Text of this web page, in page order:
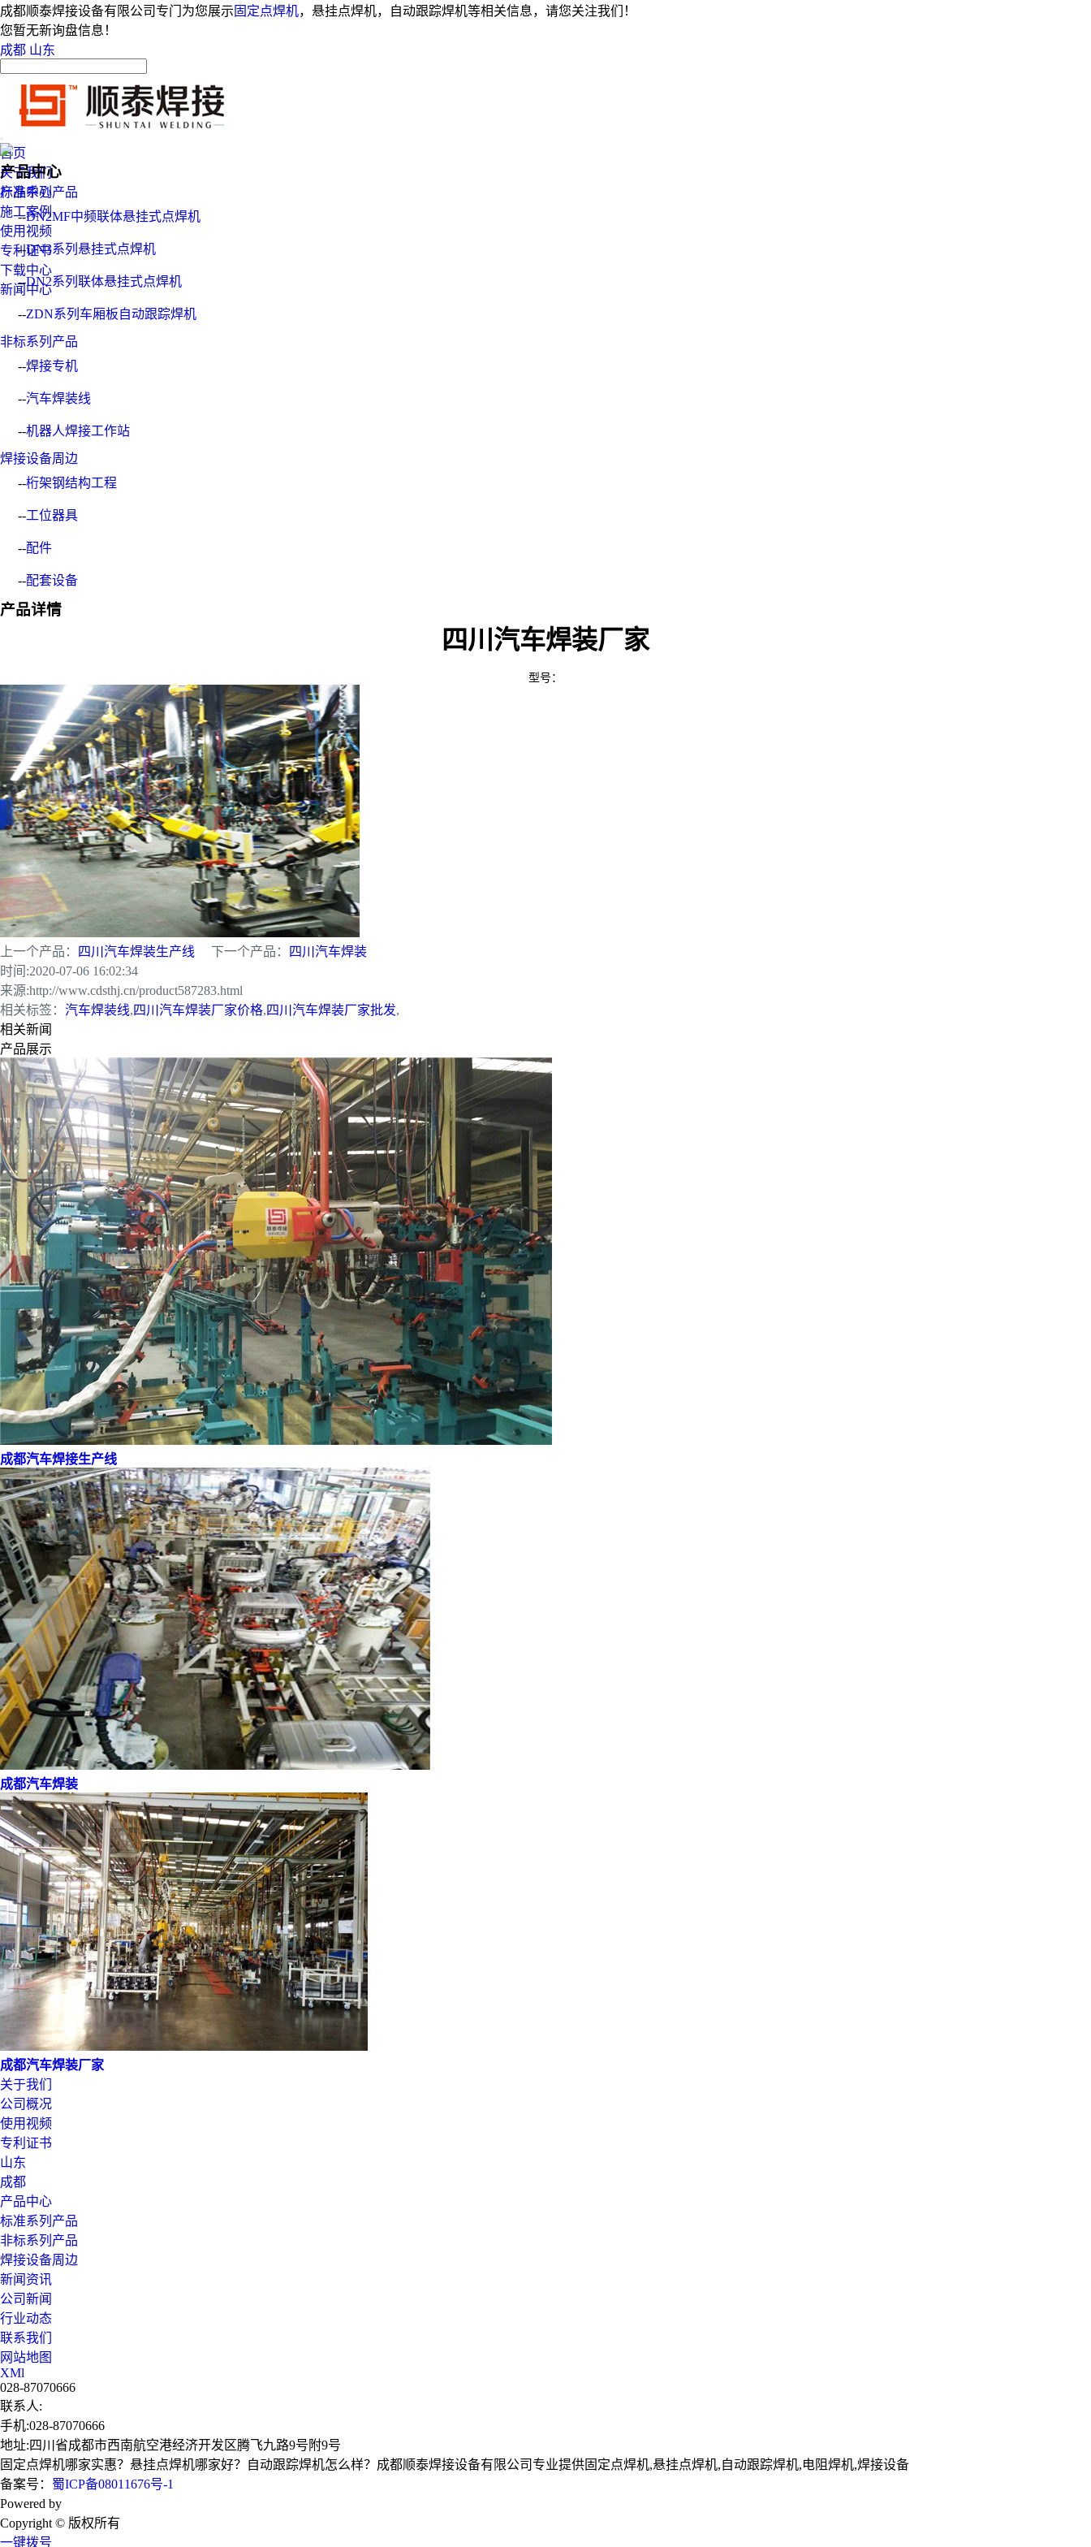
成都顺泰焊接设备有限公司专门为您展示 固定点焊机，悬挂点焊机，自动跟踪焊机等相关信息，请您关注我们！
您暂无新询盘信息！
成都 山东
首页
关于我们
产品中心
施工案例
使用视频
专利证书
下载中心
新闻中心
产品中心
标准系列产品
--DN2MF中频联体悬挂式点焊机
--DN3系列悬挂式点焊机
--DN2系列联体悬挂式点焊机
--ZDN系列车厢板自动跟踪焊机
非标系列产品
--焊接专机
--汽车焊装线
--机器人焊接工作站
焊接设备周边
--桁架钢结构工程
--工位器具
--配件
--配套设备
产品详情
四川汽车焊装厂家
型号：
上一个产品： 四川汽车焊装生产线 下一个产品：
四川汽车焊装
时间:2020-07-06 16:02:34
来源:http://www.cdsthj.cn/product587283.html
相关标签： 汽车焊装线,四川汽车焊装厂家价格,四川汽车焊装厂家批发,
相关新闻
产品展示
成都汽车焊接生产线
成都汽车焊装
成都汽车焊装厂家
关于我们
公司概况
使用视频
专利证书
山东
成都
产品中心
标准系列产品
非标系列产品
焊接设备周边
新闻资讯
公司新闻
行业动态
联系我们
网站地图
XMl
028-87070666
联系人:
手机:028-87070666
地址:四川省成都市西南航空港经济开发区腾飞九路9号附9号
固定点焊机哪家实惠？悬挂点焊机哪家好？自动跟踪焊机怎么样？成都顺泰焊接设备有限公司专业提供固定点焊机,悬挂点焊机,自动跟踪焊机,电阻焊机,焊接设备
备案号： 蜀ICP备08011676号-1
Powered by
Copyright © 版权所有
一键拨号